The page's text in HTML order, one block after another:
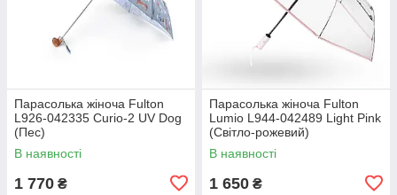
Парасолька жіноча Fulton
L926-042335 Curio-2 UV Dog
(Пес)
В наявності
1 770 ₴
Парасолька жіноча Fulton
Lumio L944-042489 Light Pink
(Світло-рожевий)
В наявності
1 650 ₴